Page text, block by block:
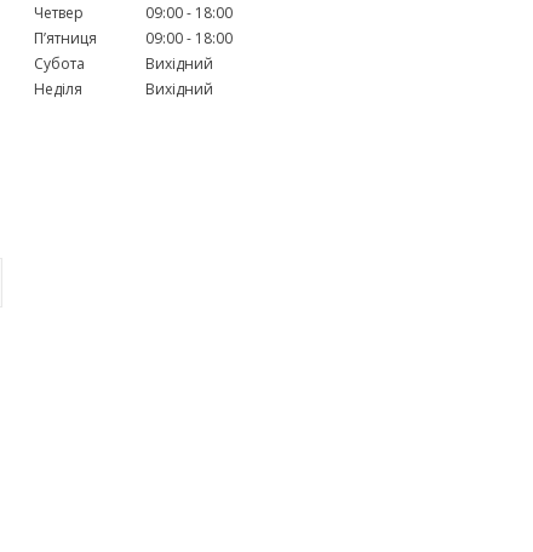
Четвер
09:00
18:00
Пʼятниця
09:00
18:00
Субота
Вихідний
Неділя
Вихідний